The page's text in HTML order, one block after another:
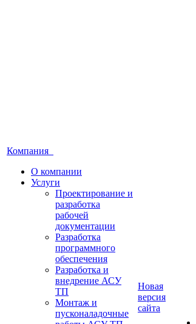
Компания
О компании
Услуги
Проектирование и
разработка
рабочей
документации
Разработка
программного
обеспечения
Разработка и
внедрение АСУ
ТП
Монтаж и
пусконаладочные
Новая
версия
сайта